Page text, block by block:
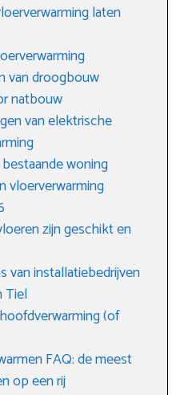
laten
van droogbouw
natbouw
van elektrische
woning
vloerverwarming
zijn geschikt en
van installatiebedrijven
Tiel
(of
FAQ: de meest
op een rij